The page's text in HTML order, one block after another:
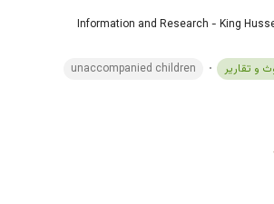
Information and Research - King
و تقارير unaccompanied children